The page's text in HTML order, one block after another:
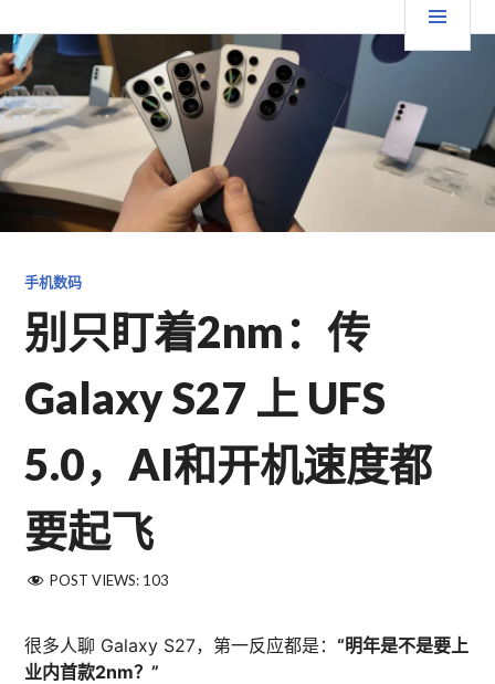
至
内
容
TGFC LIFESTYLE
手机数码
别只盯着2nm：传
Galaxy S27 上 UFS
5.0，AI和开机速度都
要起飞
POST VIEWS: 103
很多人聊 Galaxy S27，第一反应都是：“明年是不是要上
业内首款2nm？”